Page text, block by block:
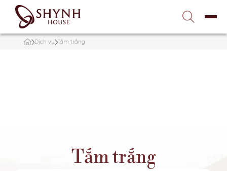
Liên hệ với chúng tôi
1900 989 800
Dịch vụ Tắm trắng
Tắm trắng